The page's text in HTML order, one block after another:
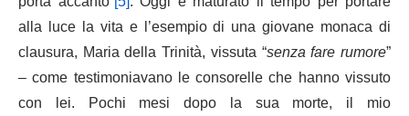
alla luce la vita e l’esempio di una giovane monaca di
clausura, Maria della Trinità, vissuta “senza fare rumore”
– come testimoniavano le consorelle che hanno vissuto
con lei. Pochi mesi dopo la sua morte, il mio